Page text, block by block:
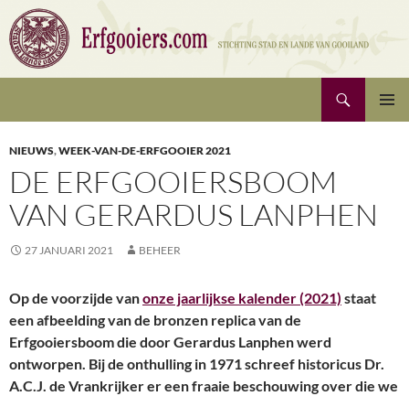
naar
de
inhoud
Erfgooiers | Stichting Stad en Lande van Gooiland
NIEUWS,WEEK-VAN-DE-ERFGOOIER 2021
DE ERFGOOIERSBOOM
VAN GERARDUS LANPHEN
27 JANUARI 2021 BEHEER
Op de voorzijde vanonze jaarlijkse kalender (2021) staat
een afbeelding van de bronzen replica van de
Erfgooiersboom die door Gerardus Lanphen werd
ontworpen. Bij de onthulling in 1971 schreef historicus Dr.
A.C.J. de Vrankrijker er een fraaie beschouwing over die we